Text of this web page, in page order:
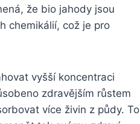
⁤že ⁢bio jahody jsou
chemikálií,​ což je pro
vyšší koncentraci
zdravějším⁣ růstem
více živin z ​půdy. To